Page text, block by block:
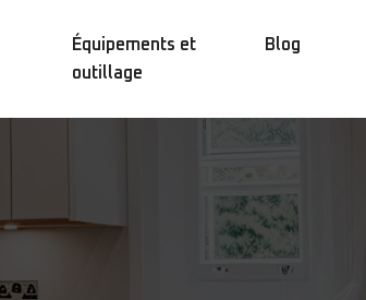
Équipements et
outillage
Blog